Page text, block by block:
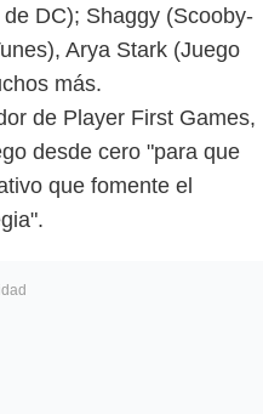
DC); Shaggy (Scooby-
Arya Stark (Juego
más.
de Player First Games,
desde cero "para que
que fomente el